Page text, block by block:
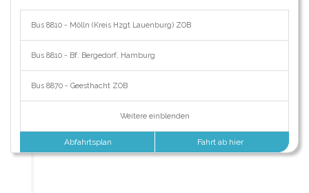
Bus 8810 - Mölln (Kreis Hzgt Lauenburg) ZOB
Bus 8810 - Bf. Bergedorf, Hamburg
Bus 8870 - Geesthacht ZOB
Weitere einblenden
Abfahrtsplan Fahrt ab hier